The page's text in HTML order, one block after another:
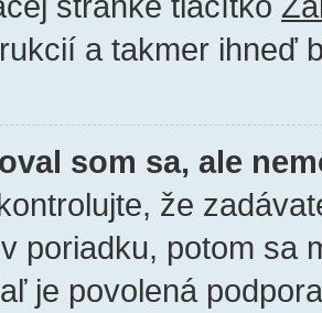
a takmer ihneď
som sa, ale
že
poriadku, potom sa
je povolená